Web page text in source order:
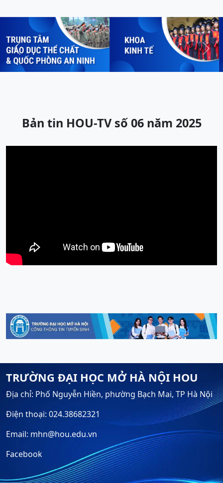
Previous Next
Bản tin HOU-TV số 06 năm 2025
TRƯỜNG ĐẠI HỌC MỞ HÀ NỘI HOU
Địa chỉ: Phố Nguyễn Hiền, phường Bạch Mai, TP Hà Nội
Điện thoại: 024.38682321
Email: mhn@hou.edu.vn
Facebook